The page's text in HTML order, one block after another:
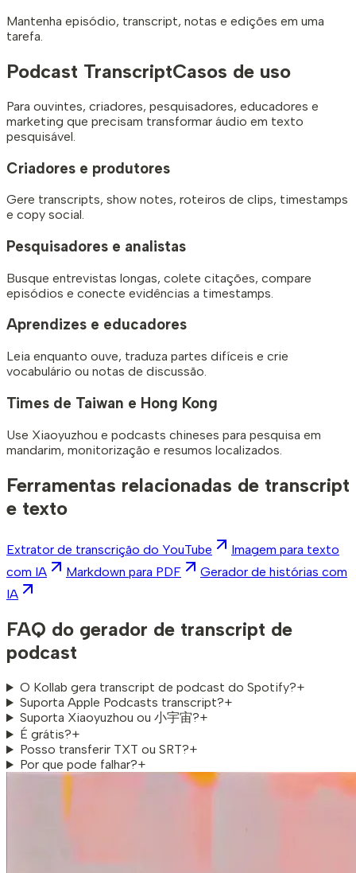
Mantenha episódio, transcript, notas e edições em uma
tarefa.
Podcast TranscriptCasos de uso
Para ouvintes, criadores, pesquisadores, educadores e
marketing que precisam transformar áudio em texto
pesquisável.
Criadores e produtores
Gere transcripts, show notes, roteiros de clips, timestamps
e copy social.
Pesquisadores e analistas
Busque entrevistas longas, colete citações, compare
episódios e conecte evidências a timestamps.
Aprendizes e educadores
Leia enquanto ouve, traduza partes difíceis e crie
vocabulário ou notas de discussão.
Times de Taiwan e Hong Kong
Use Xiaoyuzhou e podcasts chineses para pesquisa em
mandarim, monitorização e resumos localizados.
Ferramentas relacionadas de transcript
e texto
Extrator de transcrição do YouTube
Imagem para texto
com IA
Markdown para PDF
Gerador de histórias com
IA
FAQ do gerador de transcript de
podcast
O Kollab gera transcript de podcast do Spotify?+
Suporta Apple Podcasts transcript?+
Suporta Xiaoyuzhou ou 小宇宙?+
É grátis?+
Posso transferir TXT ou SRT?+
Por que pode falhar?+